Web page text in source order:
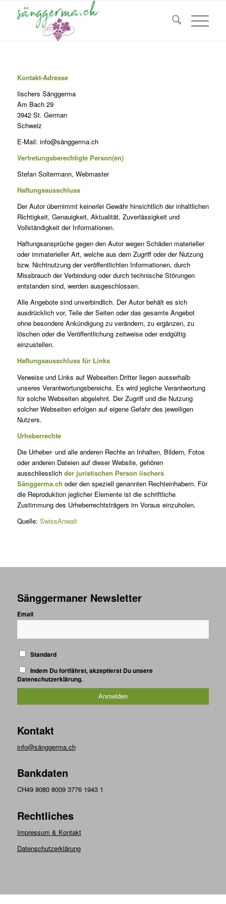
Kontakt-Adresse
Iischers Sänggerma
Am Bach 29
3942 St. German
Schweiz
E-Mail: info@sänggerma.ch
Vertretungsberechtigte Person(en)
Stefan Soltermann, Webmaster
Haftungsausschluss
Der Autor übernimmt keinerlei Gewähr hinsichtlich der inhaltlichen
Richtigkeit, Genauigkeit, Aktualität, Zuverlässigkeit und
Vollständigkeit der Informationen.
Haftungsansprüche gegen den Autor wegen Schäden materieller
oder immaterieller Art, welche aus dem Zugriff oder der Nutzung
bzw. Nichtnutzung der veröffentlichten Informationen, durch
Missbrauch der Verbindung oder durch technische Störungen
entstanden sind, werden ausgeschlossen.
Alle Angebote sind unverbindlich. Der Autor behält es sich
ausdrücklich vor, Teile der Seiten oder das gesamte Angebot
ohne besondere Ankündigung zu verändern, zu ergänzen, zu
löschen oder die Veröffentlichung zeitweise oder endgültig
einzustellen.
Haftungsausschluss für Links
Verweise und Links auf Webseiten Dritter liegen ausserhalb
unseres Verantwortungsbereichs. Es wird jegliche Verantwortung
für solche Webseiten abgelehnt. Der Zugriff und die Nutzung
solcher Webseiten erfolgen auf eigene Gefahr des jeweiligen
Nutzers.
Urheberrechte
Die Urheber- und alle anderen Rechte an Inhalten, Bildern, Fotos
oder anderen Dateien auf dieser Website, gehören
ausschliesslich der juristischen Person iischers
Sänggerma.ch oder den speziell genannten Rechteinhabern. Für
die Reproduktion jeglicher Elemente ist die schriftliche
Zustimmung des Urheberrechtsträgers im Voraus einzuholen.
Quelle: SwissAnwalt
Sänggermaner Newsletter
Email
Standard
Indem Du fortfährst, akzeptierst Du unsere
Datenschutzerklärung.
Kontakt
info@sänggerma.ch
Bankdaten
CH49 8080 8009 3776 1943 1
Rechtliches
Impressum & Kontakt
Datenschutzerklärung